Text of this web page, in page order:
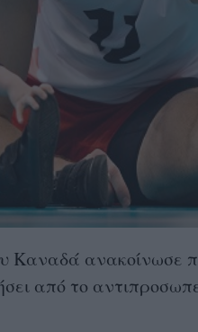
Καναδά ανακοίνωσε
από το